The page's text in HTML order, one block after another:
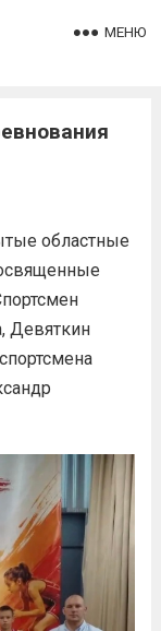
МЕНЮ
областные
Девяткин